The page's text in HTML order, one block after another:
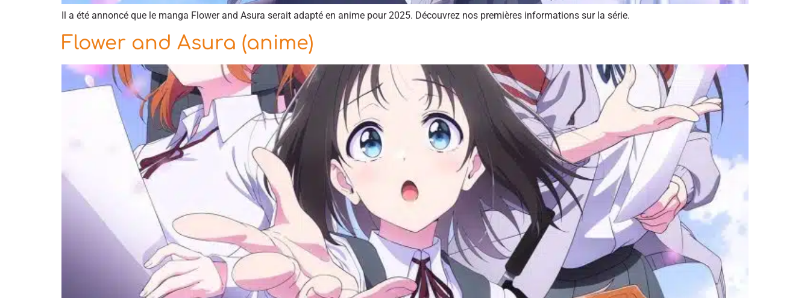
Il a été annoncé que le manga Flower and Asura serait adapté en anime pour 2025. Découvrez nos premières informations sur la série.
Flower and Asura (anime)